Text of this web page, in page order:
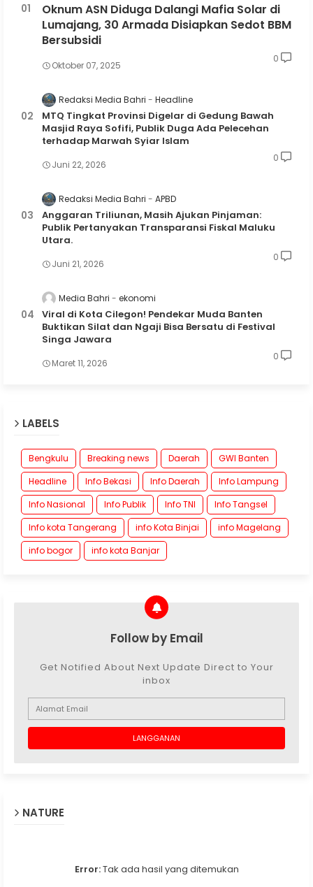
Oknum ASN Diduga Dalangi Mafia Solar di
Lumajang, 30 Armada Disiapkan Sedot BBM
Bersubsidi
Oktober 07, 2025
0
Redaksi Media Bahri Headline
MTQ Tingkat Provinsi Digelar di Gedung Bawah
Masjid Raya Sofifi, Publik Duga Ada Pelecehan
terhadap Marwah Syiar Islam
Juni 22, 2026
0
Redaksi Media Bahri APBD
Anggaran Triliunan, Masih Ajukan Pinjaman:
Publik Pertanyakan Transparansi Fiskal Maluku
Utara.
Juni 21, 2026
0
Media Bahri ekonomi
Viral di Kota Cilegon! Pendekar Muda Banten
Buktikan Silat dan Ngaji Bisa Bersatu di Festival
Singa Jawara
Maret 11, 2026
0
LABELS
Bengkulu Breaking news Daerah
GWI Banten
Headline
Info Bekasi Info Daerah
Info Lampung
Info Nasional
Info Publik Info TNI
Info Tangsel
Info kota Tangerang
info Kota Binjai
info Magelang
info bogor
info kota Banjar
Follow by Email
Get Notified About Next Update Direct to Your
inbox
NATURE
Error:Tak ada hasil yang ditemukan